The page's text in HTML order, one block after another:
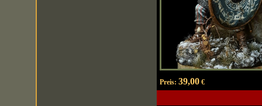
Preis: 39,00€